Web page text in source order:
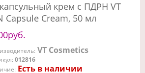
крем с ПДРН VT
Capsule Cream, 50 мл
: VT Cosmetics
: 012816
: Есть в наличии